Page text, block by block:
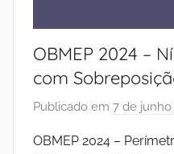
OBMEP 2024 –
com
Publicado em 7 de
OBMEP 2024 –